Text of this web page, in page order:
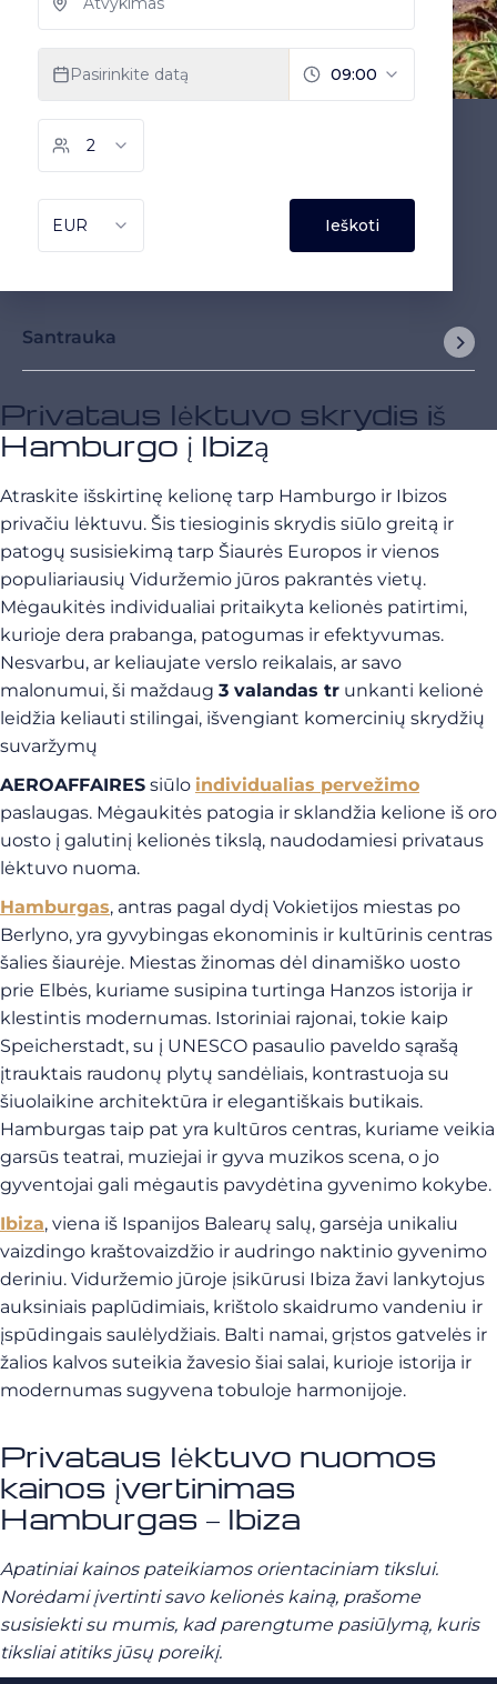
Santrauka
Privataus lėktuvo skrydis iš
Hamburgo į Ibizą
Atraskite išskirtinę kelionę tarp Hamburgo ir Ibizos
privačiu lėktuvu. Šis tiesioginis skrydis siūlo greitą ir
patogų susisiekimą tarp Šiaurės Europos ir vienos
populiariausių Viduržemio jūros pakrantės vietų.
Mėgaukitės individualiai pritaikyta kelionės patirtimi,
kurioje dera prabanga, patogumas ir efektyvumas.
Nesvarbu, ar keliaujate verslo reikalais, ar savo
malonumui, ši maždaug 3 valandas tr unkanti kelionė
leidžia keliauti stilingai, išvengiant komercinių skrydžių
suvaržymų
AEROAFFAIRES siūlo individualias pervežimo
paslaugas. Mėgaukitės patogia ir sklandžia kelione iš oro
uosto į galutinį kelionės tikslą, naudodamiesi privataus
lėktuvo nuoma.
Hamburgas, antras pagal dydį Vokietijos miestas po
Berlyno, yra gyvybingas ekonominis ir kultūrinis centras
šalies šiaurėje. Miestas žinomas dėl dinamiško uosto
prie Elbės, kuriame susipina turtinga Hanzos istorija ir
klestintis modernumas. Istoriniai rajonai, tokie kaip
Speicherstadt, su į UNESCO pasaulio paveldo sąrašą
įtrauktais raudonų plytų sandėliais, kontrastuoja su
šiuolaikine architektūra ir elegantiškais butikais.
Hamburgas taip pat yra kultūros centras, kuriame veikia
garsūs teatrai, muziejai ir gyva muzikos scena, o jo
gyventojai gali mėgautis pavydėtina gyvenimo kokybe.
Ibiza, viena iš Ispanijos Balearų salų, garsėja unikaliu
vaizdingo kraštovaizdžio ir audringo naktinio gyvenimo
deriniu. Viduržemio jūroje įsikūrusi Ibiza žavi lankytojus
auksiniais paplūdimiais, krištolo skaidrumo vandeniu ir
įspūdingais saulėlydžiais. Balti namai, grįstos gatvelės ir
žalios kalvos suteikia žavesio šiai salai, kurioje istorija ir
modernumas sugyvena tobuloje harmonijoje.
Privataus lėktuvo nuomos
kainos įvertinimas
Hamburgas – Ibiza
Apatiniai kainos pateikiamos orientaciniam tikslui.
Norėdami įvertinti savo kelionės kainą, prašome
susisiekti su mumis, kad parengtume pasiūlymą, kuris
tiksliai atitiks jūsų poreikį.